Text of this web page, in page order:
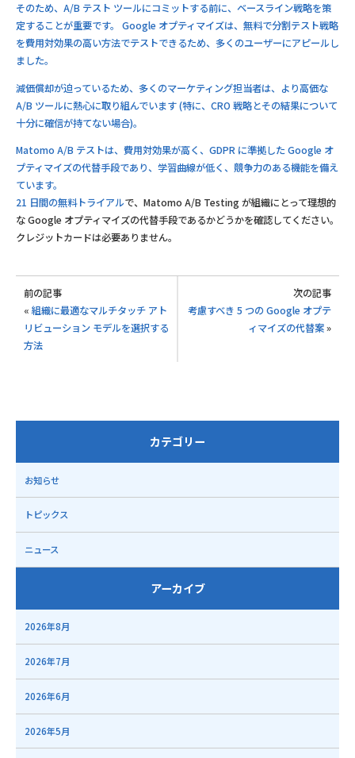
そのため、A/B テスト ツールにコミットする前に、ベースライン戦略を策
定することが重要です。 Google オプティマイズは、無料で分割テスト戦略
を費用対効果の高い方法でテストできるため、多くのユーザーにアピールし
ました。
減価償却が迫っているため、多くのマーケティング担当者は、より高価な
A/B ツールに熱心に取り組んでいます (特に、CRO 戦略とその結果について
十分に確信が持てない場合)。
Matomo A/B テストは、費用対効果が高く、GDPR に準拠した Google オ
プティマイズの代替手段であり、学習曲線が低く、競争力のある機能を備え
ています。
21 日間の無料トライアルで、Matomo A/B Testing が組織にとって理想的
な Google オプティマイズの代替手段であるかどうかを確認してください。
クレジットカードは必要ありません。
前の記事
« 組織に最適なマルチタッチ アト
リビューション モデルを選択する
方法
次の記事
考慮すべき 5 つの Google オプテ
ィマイズの代替案»
カテゴリー
お知らせ
トピックス
ニュース
アーカイブ
2026年8月
2026年7月
2026年6月
2026年5月